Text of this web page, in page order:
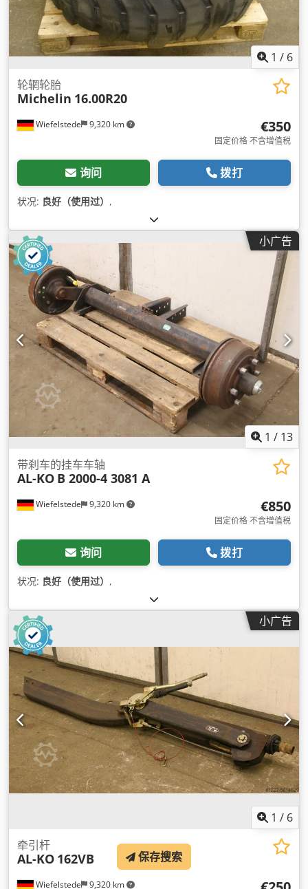
1 / 6
Wiefelstede 9,320 km
轮辋轮胎
Michelin 16.00R20
€350
固定价格 不含增值税
询问 拨打
状况: 良好（使用过） ,
小广告
1 / 13
Wiefelstede 9,320 km
带刹车的挂车车轴
AL-KO B 2000-4 3081 A
€850
固定价格 不含增值税
询问 拨打
状况: 良好（使用过） ,
小广告
1 / 6
Wiefelstede 9,320 km
牵引杆
AL-KO 162VB 保存搜索